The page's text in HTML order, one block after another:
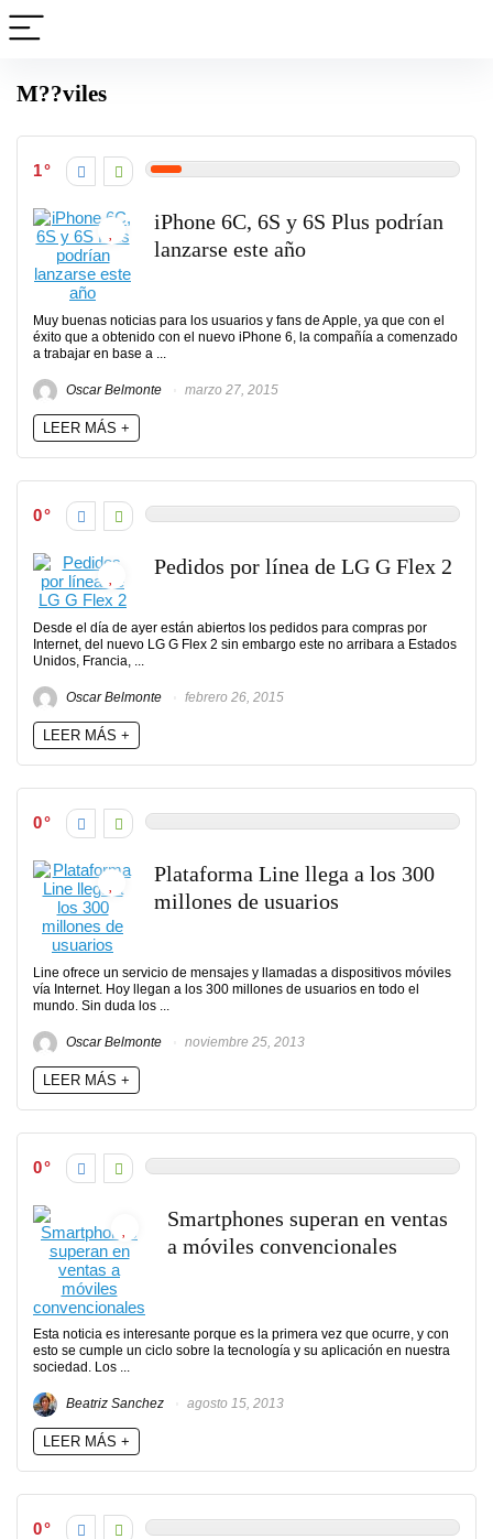
M??viles
1
iPhone 6C, 6S y 6S Plus podrían
lanzarse este año
Muy buenas noticias para los usuarios y fans de Apple, ya que con el
éxito que a obtenido con el nuevo iPhone 6, la compañía a comenzado
a trabajar en base a ...
Oscar Belmonte marzo 27, 2015
LEER MÁS +
0
Pedidos por línea de LG G Flex 2
Desde el día de ayer están abiertos los pedidos para compras por
Internet, del nuevo LG G Flex 2 sin embargo este no arribara a Estados
Unidos, Francia, ...
Oscar Belmonte febrero 26, 2015
LEER MÁS +
0
Plataforma Line llega a los 300
millones de usuarios
Line ofrece un servicio de mensajes y llamadas a dispositivos móviles
vía Internet. Hoy llegan a los 300 millones de usuarios en todo el
mundo. Sin duda los ...
Oscar Belmonte noviembre 25, 2013
LEER MÁS +
0
Smartphones superan en ventas
a móviles convencionales
Esta noticia es interesante porque es la primera vez que ocurre, y con
esto se cumple un ciclo sobre la tecnología y su aplicación en nuestra
sociedad. Los ...
Beatriz Sanchez agosto 15, 2013
LEER MÁS +
0